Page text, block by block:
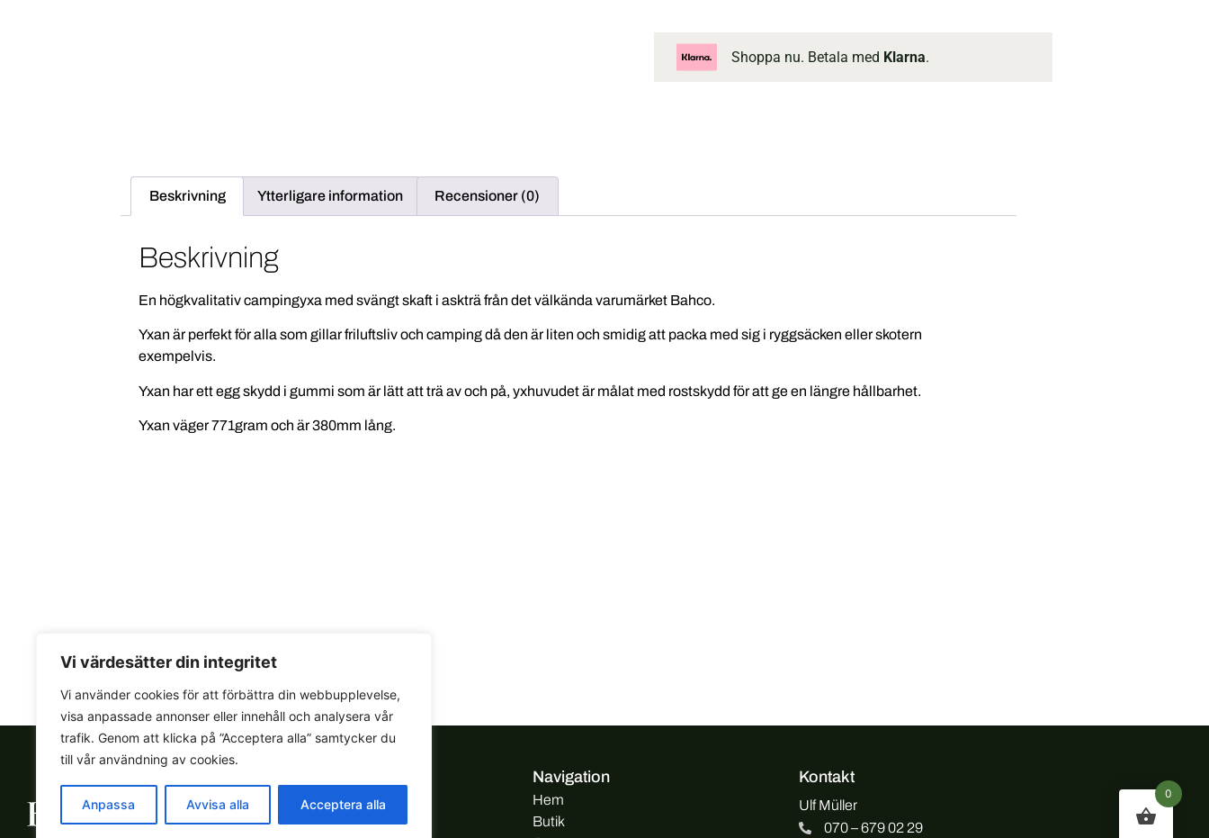
Vi värdesätter din integritet
Vi använder cookies för att förbättra din webbupplevelse,
visa anpassade annonser eller innehåll och analysera vår
trafik. Genom att klicka på ”Acceptera alla” samtycker du
till vår användning av cookies.
Anpassa Avvisa alla Acceptera alla
Shoppa nu. Betala med Klarna.
Beskrivning Ytterligare information Recensioner (0)
Beskrivning
En högkvalitativ campingyxa med svängt skaft i askträ från det välkända varumärket Bahco.
Yxan är perfekt för alla som gillar friluftsliv och camping då den är liten och smidig att packa med sig i ryggsäcken eller skotern
exempelvis.
Yxan har ett egg skydd i gummi som är lätt att trä av och på, yxhuvudet är målat med rostskydd för att ge en längre hållbarhet.
Yxan väger 771gram och är 380mm lång.
Navigation
Hem
Butik
Kontakt
Ulf Müller
070 – 679 02 29
0